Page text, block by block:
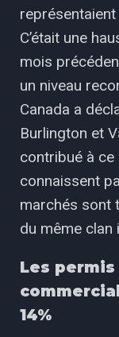
C’était une
mois
un niveau
Canada a
Burlington et
contribué à ce
connaissent
marchés sont
du même clan
Les
14%